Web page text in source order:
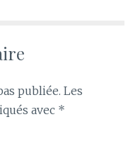
publiée. Les
avec *